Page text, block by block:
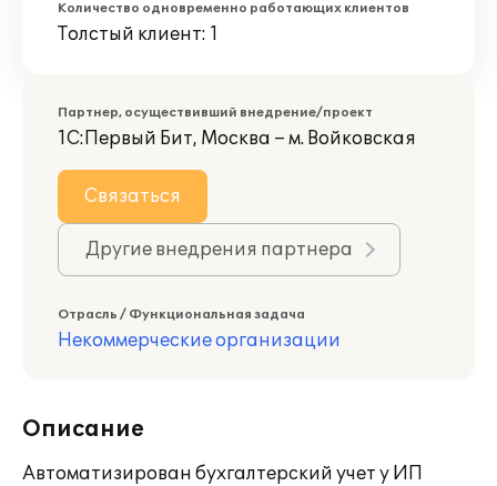
Количество одновременно работающих клиентов
Толстый клиент: 1
Партнер, осуществивший внедрение/проект
1С:Первый Бит, Москва – м. Войковская
Связаться
Другие внедрения партнера
Отрасль / Функциональная задача
Некоммерческие организации
Описание
Автоматизирован бухгалтерский учет у ИП